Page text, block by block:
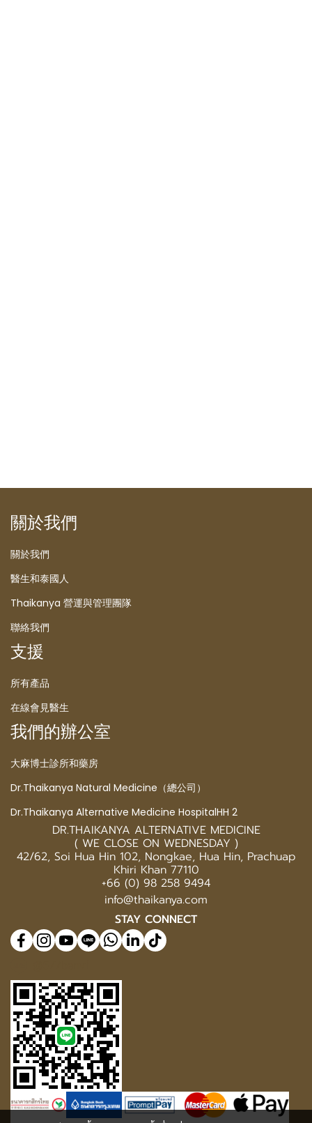
關於我們
關於我們
醫生和泰國人
Thaikanya 營運與管理團隊
聯絡我們
支援
所有產品
在線會見醫生
我們的辦公室
大麻博士診所和藥房
Dr.Thaikanya Natural Medicine（總公司）
Dr.Thaikanya Alternative Medicine HospitalHH 2
DR.THAIKANYA ALTERNATIVE MEDICINE
( WE CLOSE ON WEDNESDAY )
42/62, Soi Hua Hin 102, Nongkae, Hua Hin, Prachuap
Khiri Khan 77110
+66 (0) 98 258 9494
info@thaikanya.com
STAY CONNECT